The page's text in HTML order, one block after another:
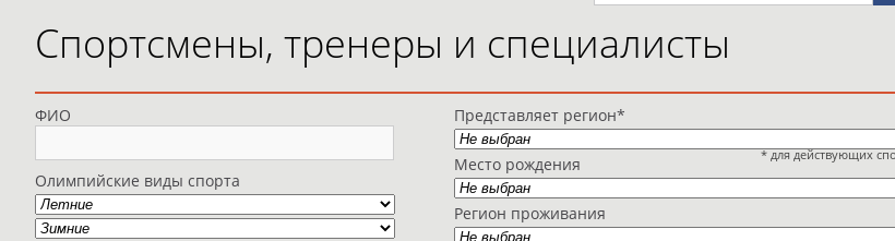
Спортсмены, тренеры и специалисты
ФИО
Олимпийские виды спорта
Представляет регион*
* для действующих
Место рождения
Регион проживания